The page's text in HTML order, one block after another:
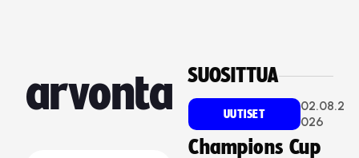
arvonta SUOSITTUA
UUTISET
02.08.2
026
Champions Cup